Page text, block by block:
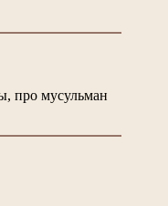
про мусульман